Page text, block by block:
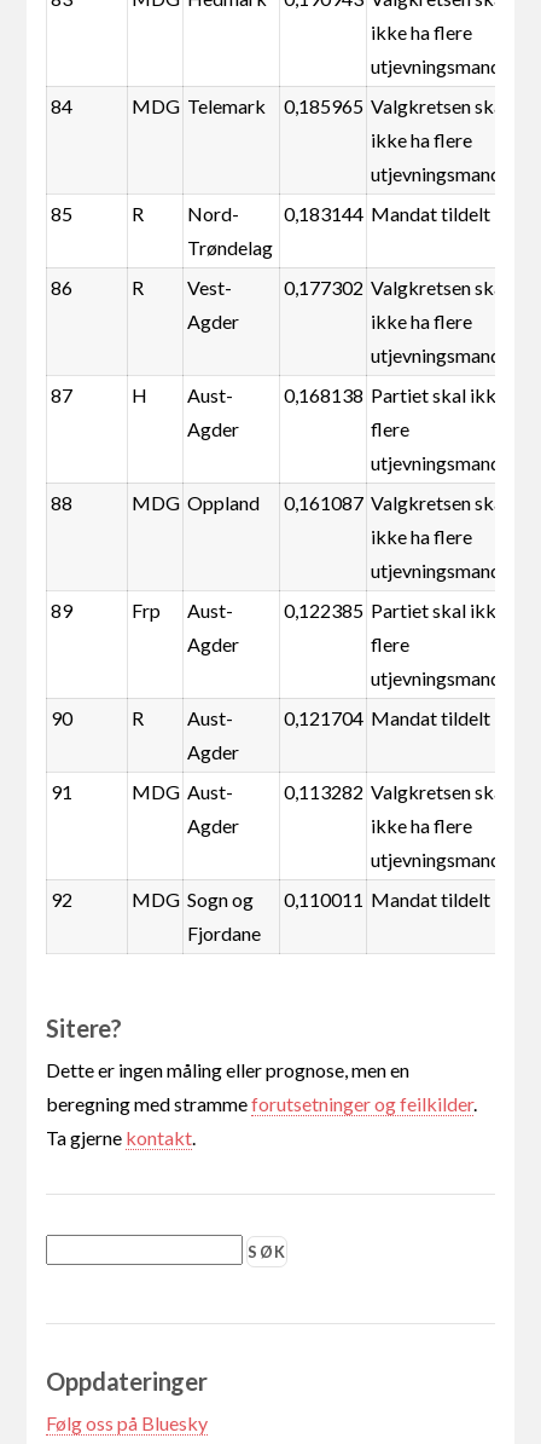
ikke ha flere
utjevningsmandater
84
MDG Telemark 0,185965 Valgkretsen skal
ikke ha flere
utjevningsmandater
85
R
Nord-
Trøndelag
0,183144 Mandat tildelt
86 R
Vest-
Agder
0,177302 Valgkretsen skal
ikke ha flere
utjevningsmandater
87
H
Aust-
Agder
0,168138 Partiet skal ikke ha
flere
utjevningsmandater
88
MDG Oppland 0,161087 Valgkretsen skal
ikke ha flere
utjevningsmandater
89
Frp
Aust-
Agder
0,122385 Partiet skal ikke ha
flere
utjevningsmandater
90
R
Aust-
Agder
0,121704 Mandat tildelt
91 MDG Aust-
Agder
0,113282 Valgkretsen skal
ikke ha flere
utjevningsmandater
92
MDG Sogn og
Fjordane
0,110011 Mandat tildelt
Sitere?
Dette er ingen måling eller prognose, men en
beregning med strammeforutsetninger og feilkilder.
Ta gjerne kontakt.
Oppdateringer
Følg oss på Bluesky